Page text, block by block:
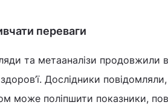
переваги
та метааналізи продовжили
Дослідники
може поліпшити показники,